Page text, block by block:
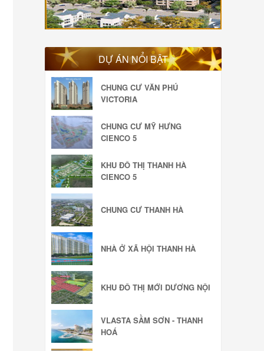
DỰ ÁN NỔI BẬT
CHUNG CƯ VĂN PHÚ
VICTORIA
CHUNG CƯ MỸ HƯNG
CIENCO 5
KHU ĐÔ THỊ THANH HÀ
CIENCO 5
CHUNG CƯ THANH HÀ
NHÀ Ở XÃ HỘI THANH HÀ
KHU ĐÔ THỊ MỚI DƯƠNG NỘI
VLASTA SẦM SƠN - THANH
HOÁ